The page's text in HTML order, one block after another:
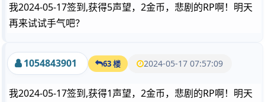
我2024-05-17签到,获得5声望，2金币，悲剧的RP啊！明天
再来试试手气吧？
1054843901 63 楼 2024-05-17 07:57:09
我2024-05-17签到,获得1声望，2金币，悲剧的RP啊！明天